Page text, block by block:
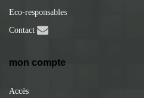
Eco-responsables
Contact
mon compte
Accès